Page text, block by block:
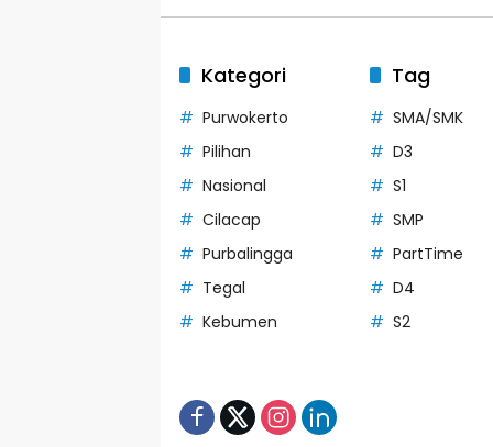
Kategori
Purwokerto
Pilihan
Nasional
Cilacap
Purbalingga
Tegal
Kebumen
Tag
SMA/SMK
D3
S1
SMP
PartTime
D4
S2